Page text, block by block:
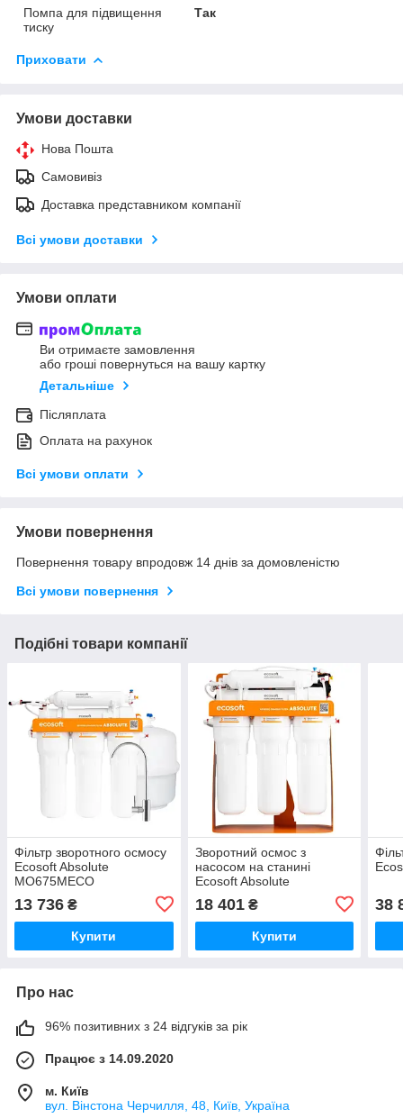
Помпа для підвищення
тиску
Так
Приховати
Умови доставки
Нова Пошта
Самовивіз
Доставка представником компанії
Всі умови доставки
Умови оплати
Ви отримаєте замовлення
або гроші повернуться на вашу картку
Детальніше
Післяплата
Оплата на рахунок
Всі умови оплати
Умови повернення
Повернення товару впродовж 14 днів за домовленістю
Всі умови повернення
Подібні товари компанії
Фільтр зворотного осмосу
Ecosoft Absolute
MO675MECO
13 736 ₴
Купити
Зворотний осмос з
насосом на станині
Ecosoft Absolute
18 401₴
Купити
38
Про нас
96% позитивних з 24 відгуків за рік
Працює з 14.09.2020
м. Київ
вул. Вінстона Черчилля, 48, Київ, Україна